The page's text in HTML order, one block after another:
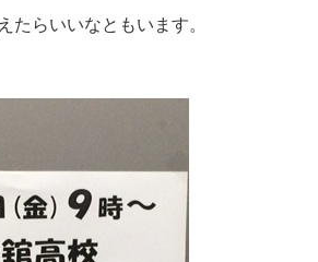
たらいいなともいます。